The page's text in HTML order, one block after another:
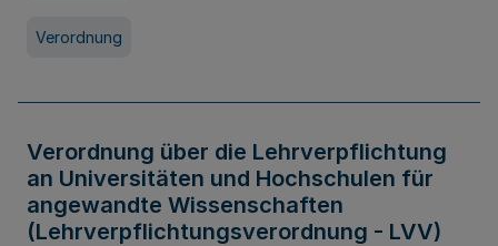
Verordnung
Verordnung über die Lehrverpflichtung
an Universitäten und Hochschulen für
angewandte Wissenschaften
(Lehrverpflichtungsverordnung - LVV)